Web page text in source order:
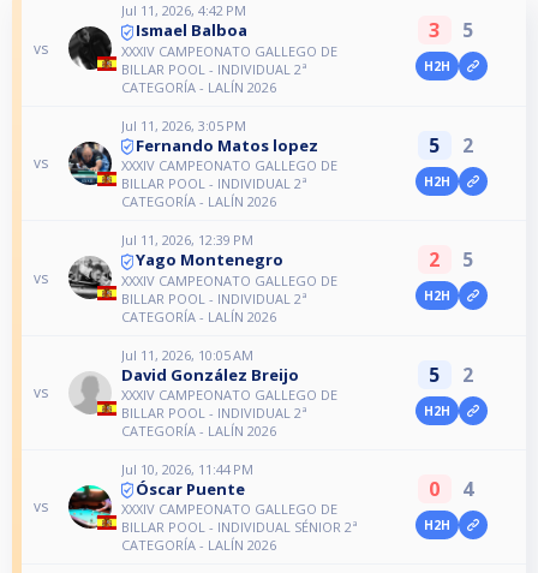
vs
Jul 11, 2026, 4:42 PM
Ismael Balboa
XXXIV CAMPEONATO GALLEGO DE
BILLAR POOL - INDIVIDUAL 2ª
CATEGORÍA - LALÍN 2026
3 5
H2H
vs
Jul 11, 2026, 3:05 PM
Fernando Matos lopez
XXXIV CAMPEONATO GALLEGO DE
BILLAR POOL - INDIVIDUAL 2ª
CATEGORÍA - LALÍN 2026
5 2
H2H
vs
Jul 11, 2026, 12:39 PM
Yago Montenegro
XXXIV CAMPEONATO GALLEGO DE
BILLAR POOL - INDIVIDUAL 2ª
CATEGORÍA - LALÍN 2026
2 5
H2H
vs
Jul 11, 2026, 10:05 AM
David González Breijo
XXXIV CAMPEONATO GALLEGO DE
BILLAR POOL - INDIVIDUAL 2ª
CATEGORÍA - LALÍN 2026
5 2
H2H
vs
Jul 10, 2026, 11:44 PM
Óscar Puente
XXXIV CAMPEONATO GALLEGO DE
BILLAR POOL - INDIVIDUAL SÉNIOR 2ª
CATEGORÍA - LALÍN 2026
0 4
H2H